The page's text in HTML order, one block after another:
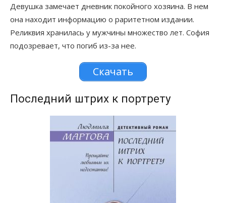
Девушка замечает дневник покойного хозяина. В нем
она находит информацию о раритетном издании.
Реликвия хранилась у мужчины множество лет. София
подозревает, что погиб из-за нее.
Скачать
Последний штрих к портрету